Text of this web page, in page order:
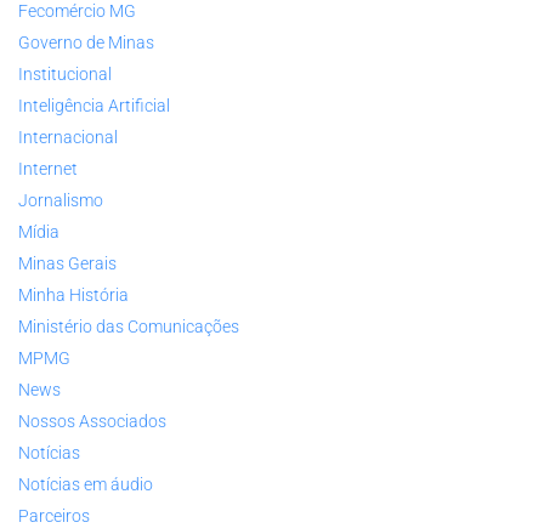
Fecomércio MG
Governo de Minas
Institucional
Inteligência Artificial
Internacional
Internet
Jornalismo
Mídia
Minas Gerais
Minha História
Ministério das Comunicações
MPMG
News
Nossos Associados
Notícias
Notícias em áudio
Parceiros